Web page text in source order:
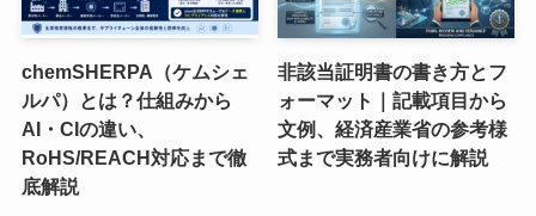
chemSHERPA（ケムシェ
ルパ）とは？仕組みから
AI・CIの違い、
RoHS/REACH対応まで徹
底解説
非該当証明書の書き方とフ
ォーマット｜記載項目から
文例、経済産業省の参考様
式まで実務者向けに解説